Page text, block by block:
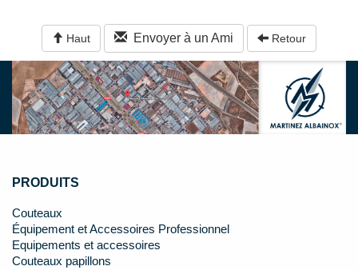
Haut Envoyer à un Ami Retour
PRODUITS
Couteaux
Équipement et Accessoires Professionnel
Equipements et accessoires
Couteaux papillons